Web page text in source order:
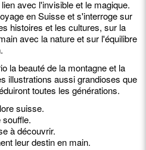
avec l'invisible et le magique.
en Suisse et s'interroge sur
histoires et les cultures, sur la
avec la nature et sur l'équilibre
la beauté de la montagne et la
illustrations aussi grandioses que
toutes les générations.
suisse.
à découvrir.
leur destin en main.